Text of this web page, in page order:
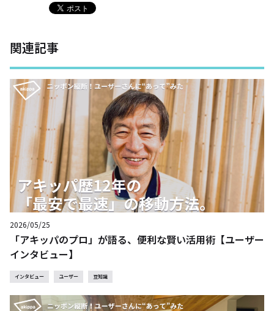
関連記事
2026/05/25
「アキッパのプロ」が語る、便利な賢い活用術【ユーザー
インタビュー】
インタビュー ユーザー 豆知識